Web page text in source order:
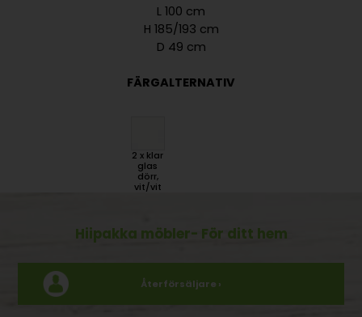
L 100 cm
H 185/193 cm
D 49 cm
FÄRGALTERNATIV
2 x klar
glas
dörr,
vit/vit
Hiipakka möbler- För ditt hem
Återförsäljare ›